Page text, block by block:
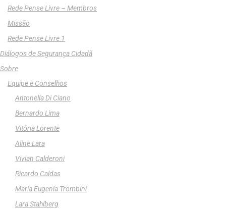
Rede Pense Livre – Membros
Missão
Rede Pense Livre 1
Diálogos de Segurança Cidadã
Sobre
Equipe e Conselhos
Antonella Di Ciano
Bernardo Lima
Vitória Lorente
Aline Lara
Vivian Calderoni
Ricardo Caldas
Maria Eugenia Trombini
Lara Stahlberg